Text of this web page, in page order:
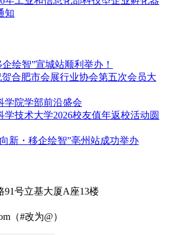
知
绘智”宣城站顺利举办！
合肥市会展行业协会第五次会员大
学院学部前沿盛会
学技术大学2026校友值年返校活动圆
新・移企绘智”亳州站成功举办
91号立基大厦A座13楼
（#改为@）